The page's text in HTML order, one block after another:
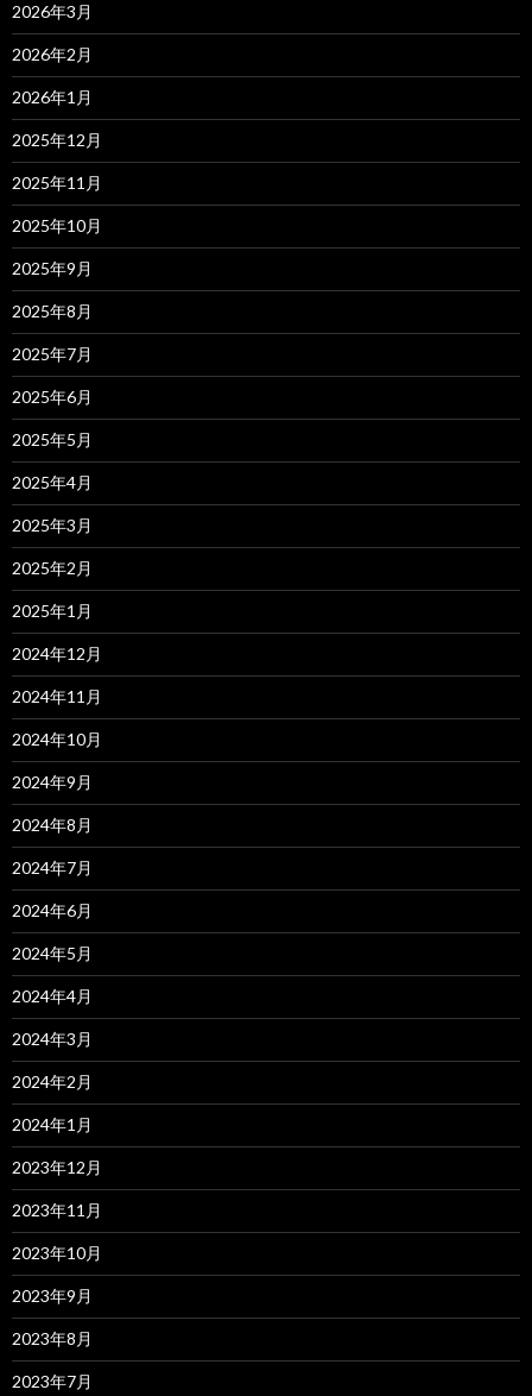
2026年3月
2026年2月
2026年1月
2025年12月
2025年11月
2025年10月
2025年9月
2025年8月
2025年7月
2025年6月
2025年5月
2025年4月
2025年3月
2025年2月
2025年1月
2024年12月
2024年11月
2024年10月
2024年9月
2024年8月
2024年7月
2024年6月
2024年5月
2024年4月
2024年3月
2024年2月
2024年1月
2023年12月
2023年11月
2023年10月
2023年9月
2023年8月
2023年7月